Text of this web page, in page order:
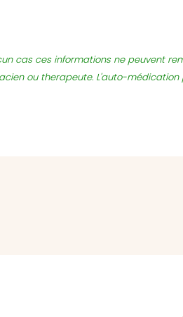
cas ces informations ne peuvent
ou therapeute. L'auto-